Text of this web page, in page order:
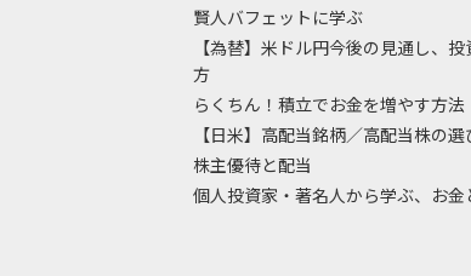
賢人バフェットに学ぶ
【為替】米ドル円今後の見通し、
方
らくちん！積立でお金を増やす方法
【日米】高配当銘柄／高配当株の選
株主優待と配当
個人投資家・著名人から学ぶ、お金